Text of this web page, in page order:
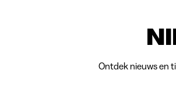
Ontdek nieuws en